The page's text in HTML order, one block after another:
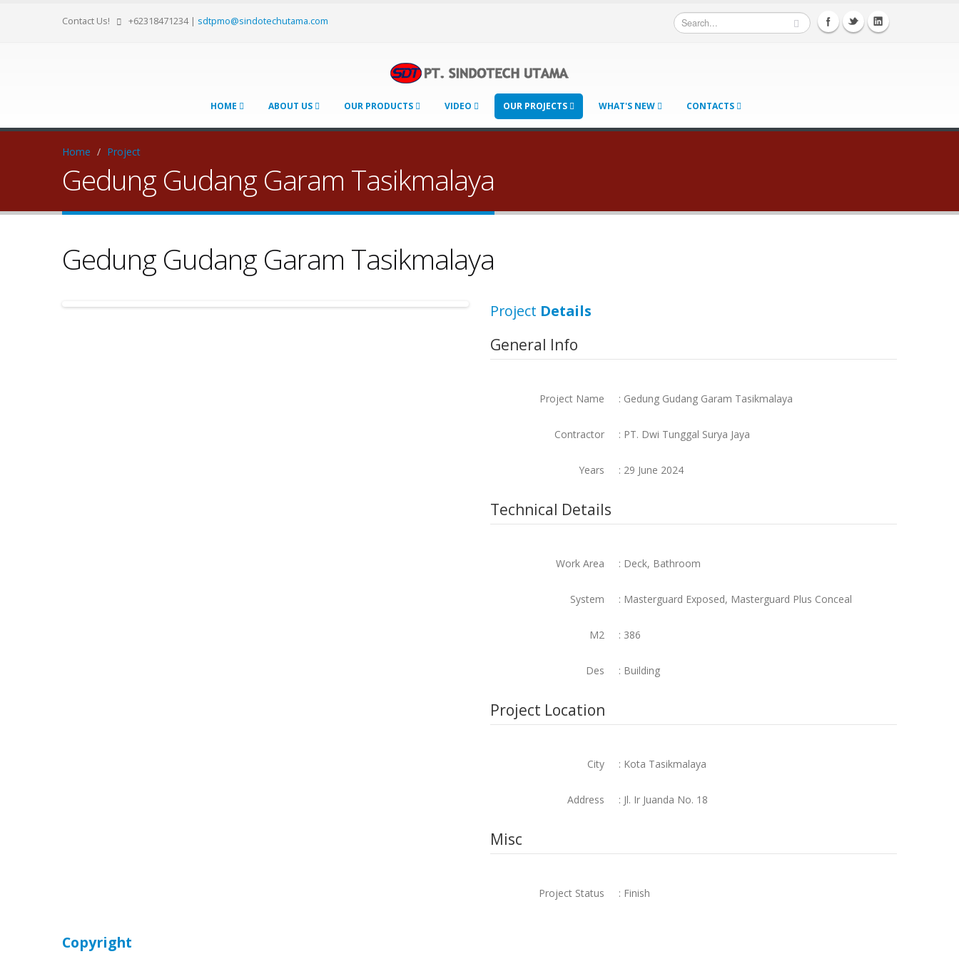
Contact Us! +62318471234 | sdtpmo@sindotechutama.com
HOME ABOUT US OUR PRODUCTS VIDEO OUR PROJECTS WHAT'S NEW CONTACTS
Home / Project
Gedung Gudang Garam Tasikmalaya
Gedung Gudang Garam Tasikmalaya
Project Details
General Info
Project Name : Gedung Gudang Garam Tasikmalaya
Contractor : PT. Dwi Tunggal Surya Jaya
Years : 29 June 2024
Technical Details
Work Area : Deck, Bathroom
System : Masterguard Exposed, Masterguard Plus Conceal
M2 : 386
Des : Building
Project Location
City : Kota Tasikmalaya
Address : Jl. Ir Juanda No. 18
Misc
Project Status : Finish
Copyright